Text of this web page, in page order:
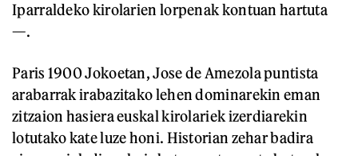
Iparraldeko kirolarien lorpenak kontuan hartuta
—.
Paris 1900 Jokoetan, Jose de Amezola puntista
arabarrak irabazitako lehen dominarekin eman
zitzaion hasiera euskal kirolariek izerdiarekin
lotutako kate luze honi. Historian zehar badira